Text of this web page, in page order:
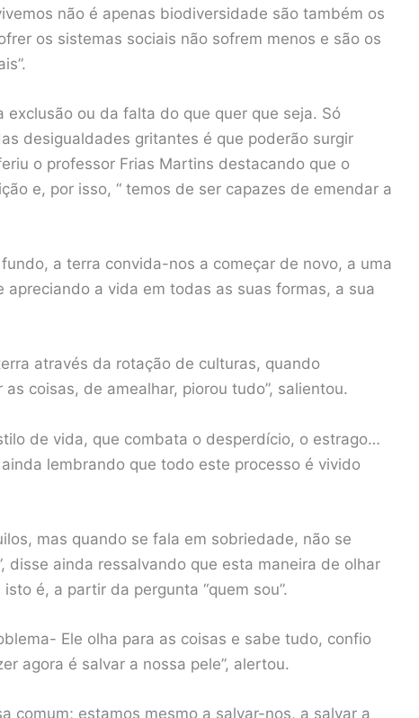
não é apenas biodiversidade são também os
os sistemas sociais não sofrem menos e são os
ou da falta do que quer que seja. Só
desigualdades gritantes é que poderão surgir
o professor Frias Martins destacando que o
e, por isso, “ temos de ser capazes de emendar a
a terra convida-nos a começar de novo, a uma
a vida em todas as suas formas, a sua
através da rotação de culturas, quando
coisas, de amealhar, piorou tudo”, salientou.
de vida, que combata o desperdício, o estrago…
lembrando que todo este processo é vivido
mas quando se fala em sobriedade, não se
disse ainda ressalvando que esta maneira de olhar
é, a partir da pergunta “quem sou”.
Ele olha para as coisas e sabe tudo, confio
agora é salvar a nossa pele”, alertou.
comum; estamos mesmo a salvar-nos, a salvar a